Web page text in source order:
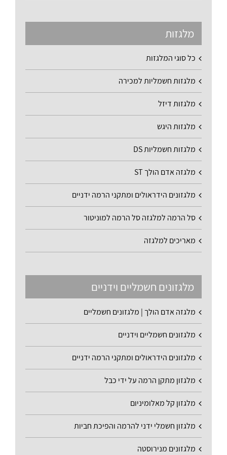
מלגזות
כל סוגי המלגזות
מלגזות חשמליות למכירה
מלגזות דיזל
מלגזות היגש
מלגזות חשמליות DS
מלגזה אדם הולך ST
מלגזונים הידראולים ומתקני הרמה ידניים
סל הרמה למלגזה סל הרמה למוניטור
מאריכים למלגזה
מלגזונים חשמליים וידניים
מלגזה אדם הולך | מלגזונים חשמליים
מלגזונים חשמליים וידניים
מלגזונים הידראולים ומתקני הרמה ידניים
מלגזון מתקן הרמה על ידי כבל
מלגזון קל מאלומיניום
מלגזון חשמלי ידני להרמה והפיכת חביות
מלגזונים מנירוסטה